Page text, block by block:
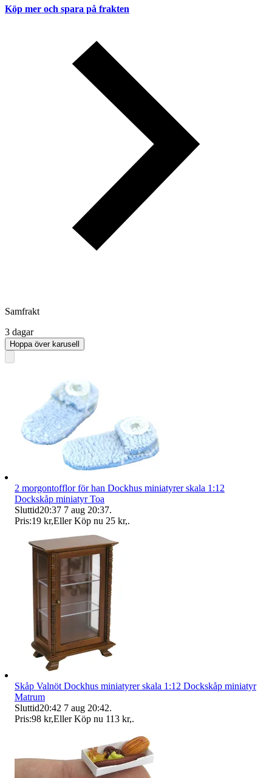
Köp mer och spara på frakten
Samfrakt
3 dagar
Hoppa över karusell
2 morgontofflor för han Dockhus miniatyrer skala 1:12
Dockskåp miniatyr Toa
Sluttid20:37 7 aug 20:37.
Pris:19 kr,Eller Köp nu 25 kr,.
Skåp Valnöt Dockhus miniatyrer skala 1:12 Dockskåp miniatyr
Matrum
Sluttid20:42 7 aug 20:42.
Pris:98 kr,Eller Köp nu 113 kr,.